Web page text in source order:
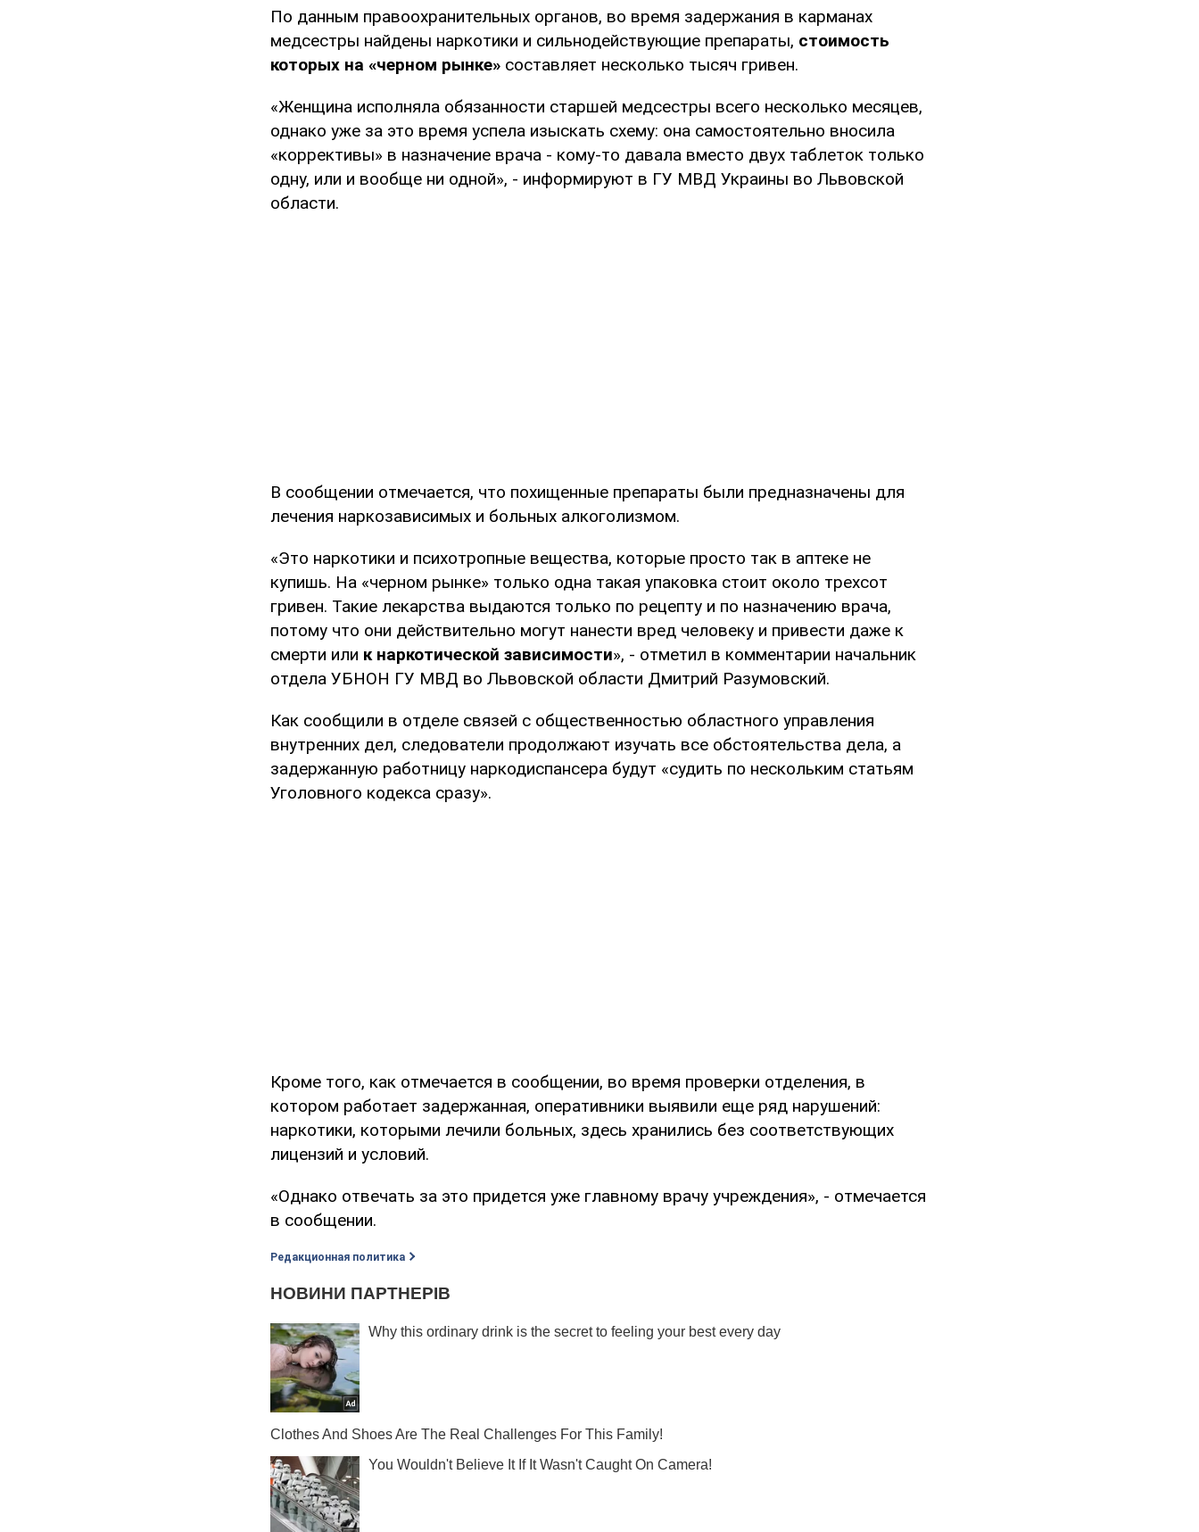
По данным правоохранительных органов, во время задержания в карманах
медсестры найдены наркотики и сильнодействующие препараты, стоимость
которых на «черном рынке» составляет несколько тысяч гривен.
«Женщина исполняла обязанности старшей медсестры всего несколько месяцев,
однако уже за это время успела изыскать схему: она самостоятельно вносила
«коррективы» в назначение врача - кому-то давала вместо двух таблеток только
одну, или и вообще ни одной», - информируют в ГУ МВД Украины во Львовской
области.
В сообщении отмечается, что похищенные препараты были предназначены для
лечения наркозависимых и больных алкоголизмом.
«Это наркотики и психотропные вещества, которые просто так в аптеке не
купишь. На «черном рынке» только одна такая упаковка стоит около трехсот
гривен. Такие лекарства выдаются только по рецепту и по назначению врача,
потому что они действительно могут нанести вред человеку и привести даже к
смерти или к наркотической зависимости», - отметил в комментарии начальник
отдела УБНОН ГУ МВД во Львовской области Дмитрий Разумовский.
Как сообщили в отделе связей с общественностью областного управления
внутренних дел, следователи продолжают изучать все обстоятельства дела, а
задержанную работницу наркодиспансера будут «судить по нескольким статьям
Уголовного кодекса сразу».
Кроме того, как отмечается в сообщении, во время проверки отделения, в
котором работает задержанная, оперативники выявили еще ряд нарушений:
наркотики, которыми лечили больных, здесь хранились без соответствующих
лицензий и условий.
«Однако отвечать за это придется уже главному врачу учреждения», - отмечается
в сообщении.
Редакционная политика